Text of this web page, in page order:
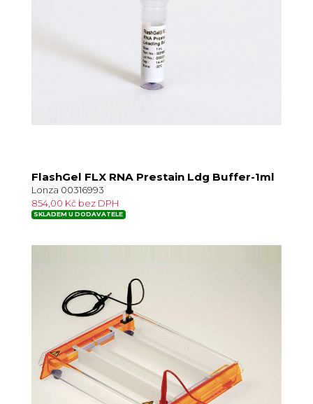
FlashGel FLX RNA Prestain Ldg Buffer-1ml
Lonza 00316993
854,00 Kč bez DPH
SKLADEM U DODAVATELE